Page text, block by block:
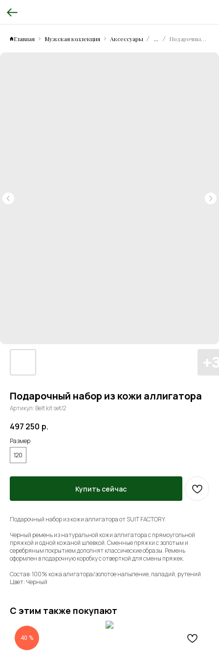
Главная Мужская коллекция Аксессуары ... Подарочный набор из кожи аллигатора
Подарочный набор из кожи аллигатора
Артикул: Belt kit set/2
497 250 р.
Размер
120
Купить сейчас
Подарочный набор из кожи аллигатора от SUIT FACTORY.
Черный ремень из натуральной кожи аллигатора с прямоугольной
пряжкой и одной кожаной шлевкой. Сменные пряжки с золотым и
серебряным покрытием дополнят классические образы. Ремень
оформлен в подарочную коробку с отверткой для смены пряжек.
Состав: 100% кожа алигатора/золотое напыление, паладий, рутений
Цвет: Черный
С этим также покупают
40 %